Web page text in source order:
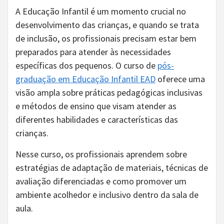
A Educação Infantil é um momento crucial no
desenvolvimento das crianças, e quando se trata
de inclusão, os profissionais precisam estar bem
preparados para atender às necessidades
específicas dos pequenos. O curso de pós-
graduação em Educação Infantil EAD oferece uma
visão ampla sobre práticas pedagógicas inclusivas
e métodos de ensino que visam atender as
diferentes habilidades e características das
crianças.
Nesse curso, os profissionais aprendem sobre
estratégias de adaptação de materiais, técnicas de
avaliação diferenciadas e como promover um
ambiente acolhedor e inclusivo dentro da sala de
aula.